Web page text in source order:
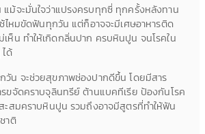
แม้จะมั่นใจว่าแปรงครบทุกซี่ ทุกครั้งหลังทาน
ไหมขัดฟันทุกวัน แต่ก็อาจจะมีเศษอาหารติด
ห็น ทำให้เกิดกลิ่นปาก ครบหินปูน จนโรคใน
ด้
วัน จะช่วยสุขภาพช่องปากดีขึ้น โดยมีสาร
ขจัดคราบจุลินทรีย์ ต้านแบคทีเรีย ป้องกันโรค
ะสมคราบหินปูน รวมถึงอาจมีสูตรที่ทำให้ฟัน
าติ